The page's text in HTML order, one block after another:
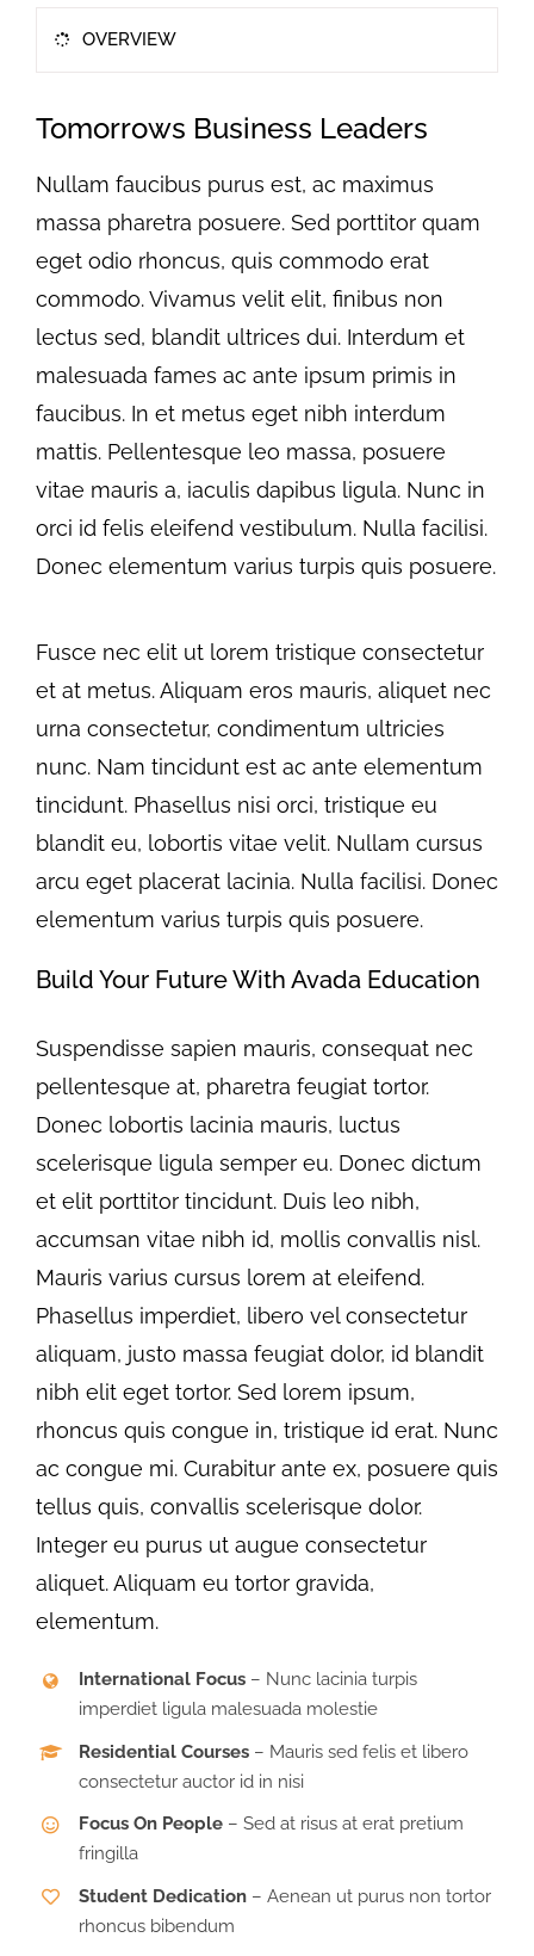
OVERVIEW
Tomorrows Business Leaders
Nullam faucibus purus est, ac maximus
massa pharetra posuere. Sed porttitor quam
eget odio rhoncus, quis commodo erat
commodo. Vivamus velit elit, finibus non
lectus sed, blandit ultrices dui. Interdum et
malesuada fames ac ante ipsum primis in
faucibus. In et metus eget nibh interdum
mattis. Pellentesque leo massa, posuere
vitae mauris a, iaculis dapibus ligula. Nunc in
orci id felis eleifend vestibulum. Nulla facilisi.
Donec elementum varius turpis quis posuere.
Fusce nec elit ut lorem tristique consectetur
et at metus. Aliquam eros mauris, aliquet nec
urna consectetur, condimentum ultricies
nunc. Nam tincidunt est ac ante elementum
tincidunt. Phasellus nisi orci, tristique eu
blandit eu, lobortis vitae velit. Nullam cursus
arcu eget placerat lacinia. Nulla facilisi. Donec
elementum varius turpis quis posuere.
Build Your Future With Avada Education
Suspendisse sapien mauris, consequat nec
pellentesque at, pharetra feugiat tortor.
Donec lobortis lacinia mauris, luctus
scelerisque ligula semper eu. Donec dictum
et elit porttitor tincidunt. Duis leo nibh,
accumsan vitae nibh id, mollis convallis nisl.
Mauris varius cursus lorem at eleifend.
Phasellus imperdiet, libero vel consectetur
aliquam, justo massa feugiat dolor, id blandit
nibh elit eget tortor. Sed lorem ipsum,
rhoncus quis congue in, tristique id erat. Nunc
ac congue mi. Curabitur ante ex, posuere quis
tellus quis, convallis scelerisque dolor.
Integer eu purus ut augue consectetur
aliquet. Aliquam eu tortor gravida,
elementum.
International Focus – Nunc lacinia turpis
imperdiet ligula malesuada molestie
Residential Courses – Mauris sed felis et libero
consectetur auctor id in nisi
Focus On People – Sed at risus at erat pretium
fringilla
Student Dedication – Aenean ut purus non tortor
rhoncus bibendum